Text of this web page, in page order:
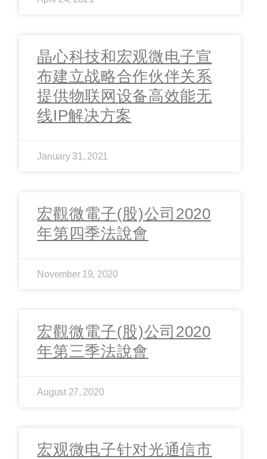
晶心科技和宏观微电子宣
布建立战略合作伙伴关系
提供物联网设备高效能无
线IP解决方案
January 31, 2021
宏觀微電子(股)公司2020
年第四季法說會
November 19, 2020
宏觀微電子(股)公司2020
年第三季法說會
August 27, 2020
宏观微电子针对光通信市